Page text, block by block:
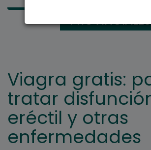
PROVINCIALES
Viagra gratis:
tratar
eréctil y otras
enfermedades